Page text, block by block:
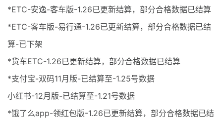
*ETC-安逸-客车版-1.26已更新结算，部分合格数据已结算
*ETC-客车版-易行通-1.26已更新结算，部分合格数据已结
算-已下架
*货车ETC-1.26已更新结算，部分合格数据已结算
*支付宝-双码11月版-已结算至-1.25号数据
小红书-12月版-已结算至-1.21号数据
*饿了么app-领红包版-1.26已更新结算，部分合格数据已结